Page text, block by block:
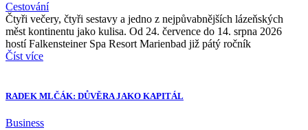
Cestování
Čtyři večery, čtyři sestavy a jedno z nejpůvabnějších lázeňských
měst kontinentu jako kulisa. Od 24. července do 14. srpna 2026
hostí Falkensteiner Spa Resort Marienbad již pátý ročník
Číst více
RADEK MLČÁK: DŮVĚRA JAKO KAPITÁL
Business